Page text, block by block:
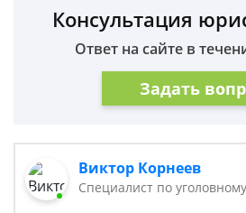
Консультация
Ответ на сайте в
Задать
Виктор Корнеев
Cпециалист по